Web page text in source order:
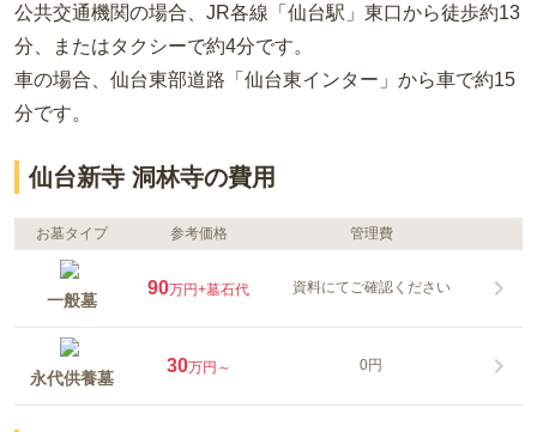
公共交通機関の場合 、JR各線「仙台駅」東口から徒歩約13
分、またはタクシーで約4分です。
車の場合 、仙台東部道路「仙台東インター」から車で約15
分です。
仙台新寺 洞林寺の費用
お墓タイプ 参考価格 管理費
一般墓
90万円+墓石代 資料にてご確認ください
永代供養墓
30万円～ 0円